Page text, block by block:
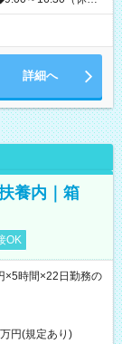
ろん、週の出勤日
詳細へ
養内｜箱
OK
×5時間×22日勤務の
円(規定あり)